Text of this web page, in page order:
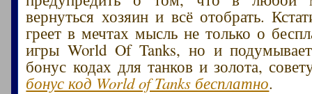
вернуться хозяин и всё отобрать.
греет в мечтах мысль не только о
игры World Of Tanks, но и
бонус кодах для танков и золота,
бонус код World of Tanks бесплатно.